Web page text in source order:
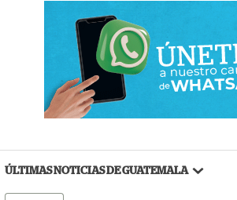
ÚLTIMAS NOTICIAS DE GUATEMALA